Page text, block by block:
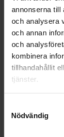
annonserna till
och analysera
och annan
och
kombinera
tillhandahållit
tjänster.
Nödvändig